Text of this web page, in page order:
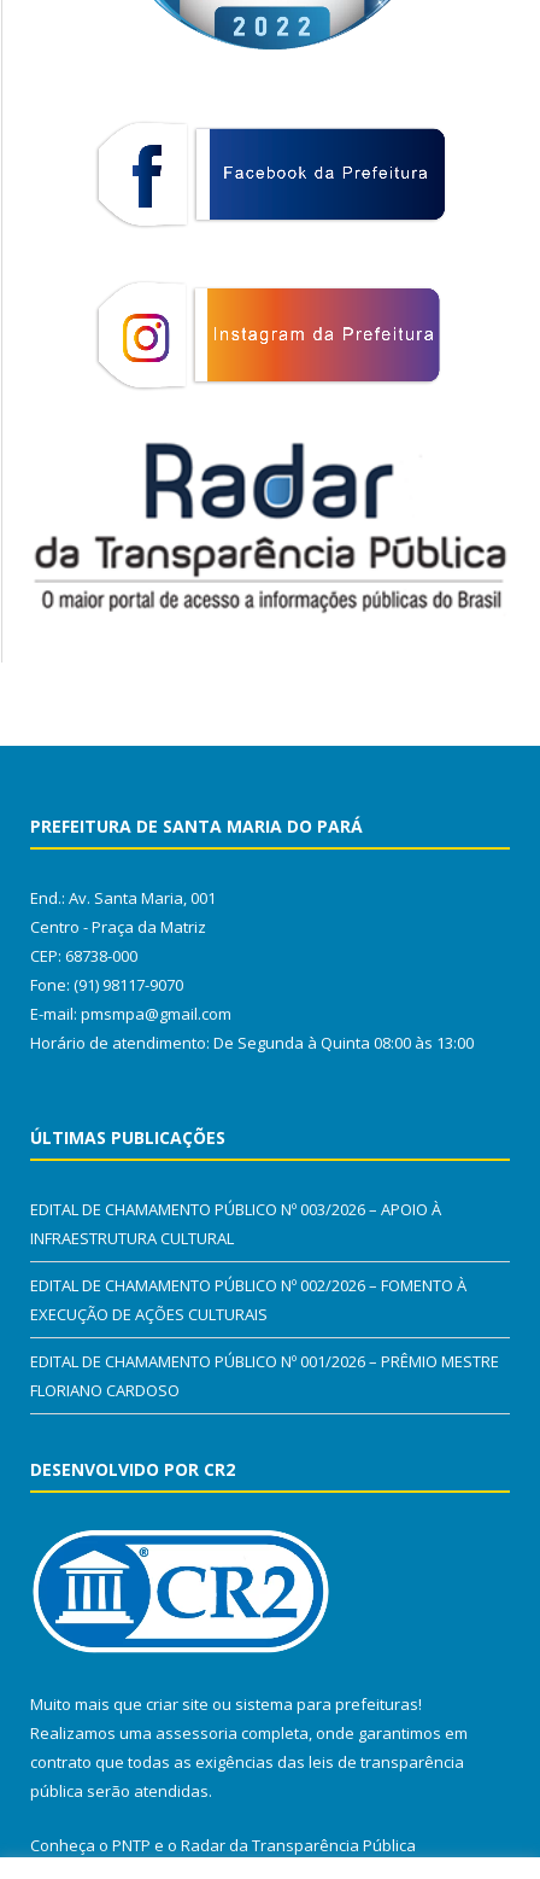
PREFEITURA DE SANTA MARIA DO PARÁ
End.: Av. Santa Maria, 001
Centro - Praça da Matriz
CEP: 68738-000
Fone: (91) 98117-9070
E-mail: pmsmpa@gmail.com
Horário de atendimento: De Segunda à Quinta 08:00 às 13:00
ÚLTIMAS PUBLICAÇÕES
EDITAL DE CHAMAMENTO PÚBLICO Nº 003/2026 – APOIO À
INFRAESTRUTURA CULTURAL
EDITAL DE CHAMAMENTO PÚBLICO Nº 002/2026 – FOMENTO À
EXECUÇÃO DE AÇÕES CULTURAIS
EDITAL DE CHAMAMENTO PÚBLICO Nº 001/2026 – PRÊMIO MESTRE
FLORIANO CARDOSO
DESENVOLVIDO POR CR2
Muito mais que criar site ou sistema para prefeituras!
Realizamos uma assessoria completa, onde garantimos em
contrato que todas as exigências das leis de transparência
pública serão atendidas.
Conheça o PNTP e o Radar da Transparência Pública